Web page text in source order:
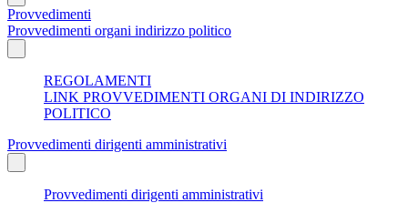
Provvedimenti
Provvedimenti organi indirizzo politico
REGOLAMENTI
LINK PROVVEDIMENTI ORGANI DI INDIRIZZO
POLITICO
Provvedimenti dirigenti amministrativi
Provvedimenti dirigenti amministrativi